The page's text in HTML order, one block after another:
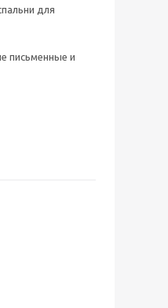
для
письменные и